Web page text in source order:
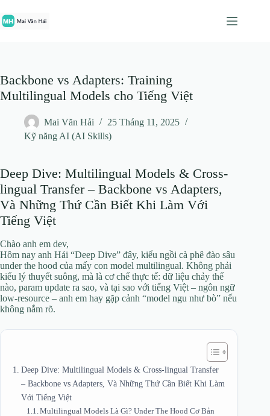
đến
phần
Backbone vs Adapters: Training
Multilingual Models cho Tiếng Việt
Mai Văn Hải
25 Tháng 11, 2025
Kỹ năng AI (AI Skills)
Deep Dive: Multilingual Models & Cross-
lingual Transfer – Backbone vs Adapters,
Và Những Thứ Cần Biết Khi Làm Với
Tiếng Việt
Chào anh em dev,
Hôm nay anh Hải “Deep Dive” đây, kiểu ngồi cà phê đào sâu
under the hood của mấy con model multilingual. Không phải
kiểu lý thuyết suông, mà là cơ chế thực tế: dữ liệu chảy thế
nào, param update ra sao, và tại sao với tiếng Việt – ngôn ngữ
low-resource – anh em hay gặp cảnh “model ngu như bò” nếu
không nắm rõ.
Deep Dive: Multilingual Models & Cross-lingual Transfer
– Backbone vs Adapters, Và Những Thứ Cần Biết Khi Làm
Với Tiếng Việt
Multilingual Models Là Gì? Under The Hood Cơ Bản